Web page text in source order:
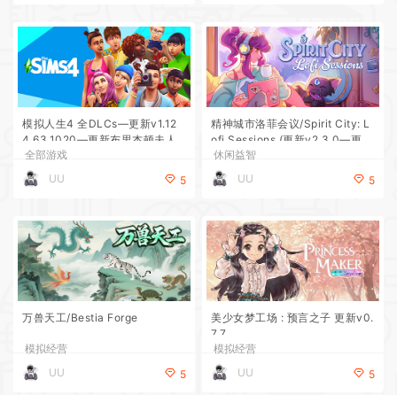
模拟人生4 全DLCs—更新v1.12
4.63.1020—更新布里杰顿夫人
的盛装舞会DLCs 送精品MOD
全部游戏
UU
5
精神城市洛菲会议/Spirit City: L
ofi Sessions (更新v2.3.0—更新
魔法花园DLC)
休闲益智
UU
5
万兽天工/Bestia Forge
模拟经营
UU
5
美少女梦工场 : 预言之子 更新v0.
7.7
模拟经营
UU
5